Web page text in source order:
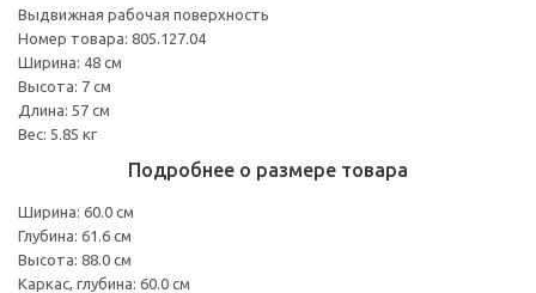
Выдвижная рабочая поверхность
Номер товара: 805.127.04
Ширина: 48 см
Высота: 7 см
Длина: 57 см
Вес: 5.85 кг
Подробнее о размере товара
Ширина: 60.0 см
Глубина: 61.6 см
Высота: 88.0 см
Каркас, глубина: 60.0 см